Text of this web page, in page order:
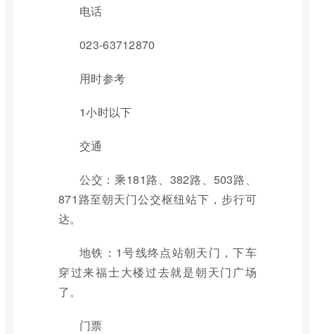
电话
023-63712870
用时参考
1小时以下
交通
公交：乘181路、382路、503路、
871路至朝天门公交枢纽站下，步行可
达。
地铁：1号线终点站朝天门，下车
穿过来福士大楼过去就是朝天门广场
了。
门票